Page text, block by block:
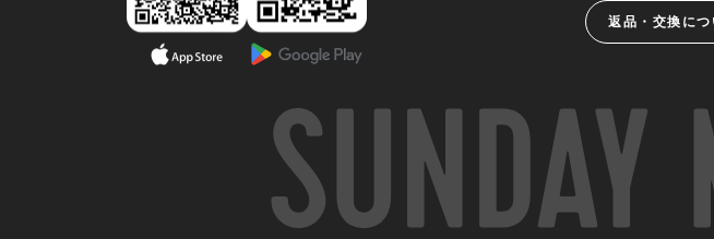
返品・交換につ